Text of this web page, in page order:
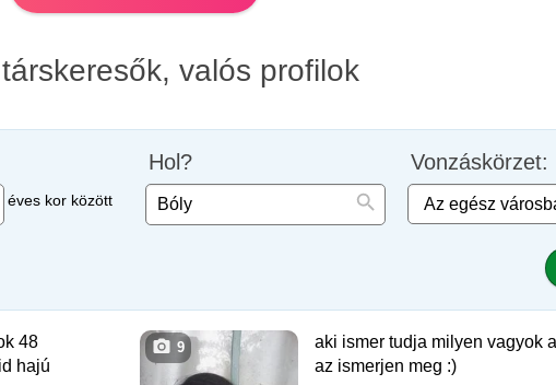
valós profilok
éves kor között
Hol? Vonzáskörzet:
48
hajú
9
aki ismer tudja milyen vagyok
az ismerjen meg :)